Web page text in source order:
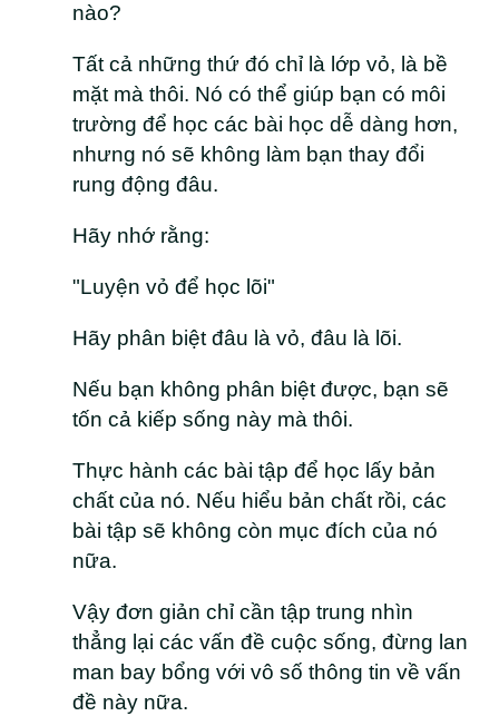
nào?
Tất cả những thứ đó chỉ là lớp vỏ, là bề
mặt mà thôi. Nó có thể giúp bạn có môi
trường để học các bài học dễ dàng hơn,
nhưng nó sẽ không làm bạn thay đổi
rung động đâu.
Hãy nhớ rằng:
"Luyện vỏ để học lõi"
Hãy phân biệt đâu là vỏ, đâu là lõi.
Nếu bạn không phân biệt được, bạn sẽ
tốn cả kiếp sống này mà thôi.
Thực hành các bài tập để học lấy bản
chất của nó. Nếu hiểu bản chất rồi, các
bài tập sẽ không còn mục đích của nó
nữa.
Vậy đơn giản chỉ cần tập trung nhìn
thẳng lại các vấn đề cuộc sống, đừng lan
man bay bổng với vô số thông tin về vấn
đề này nữa.